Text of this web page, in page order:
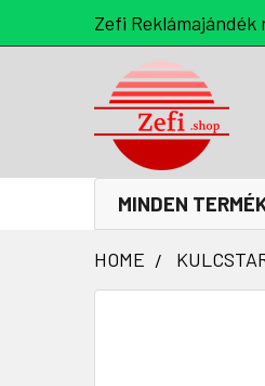
Zefi Reklámajándék
MINDEN
HOME